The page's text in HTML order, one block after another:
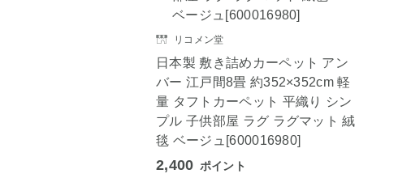
リコメン堂
日本製 敷き詰めカーペット アン
バー 江戸間8畳 約352×352cm 軽
量 タフトカーペット 平織り シン
プル 子供部屋 ラグ ラグマット 絨
毯 ベージュ[600016980]
2,400 ポイント